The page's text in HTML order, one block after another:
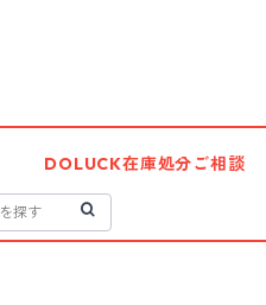
DOLUCK在庫処分ご相談